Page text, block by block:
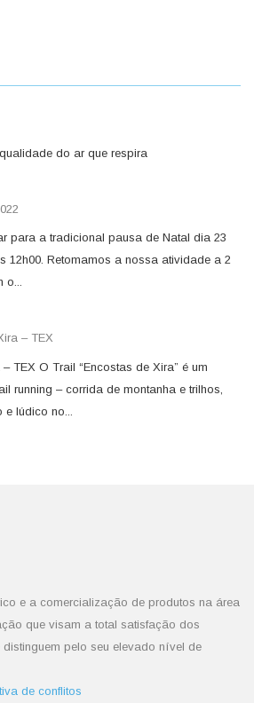
do ar que respira
para a tradicional pausa de Natal dia 23
12h00. Retomamos a nossa atividade a 2
o...
– TEX
TEX O Trail “Encostas de Xira” é um
running – corrida de montanha e trilhos,
lúdico no...
e a comercialização de produtos na área
que visam a total satisfação dos
pelo seu elevado nível de
de conflitos